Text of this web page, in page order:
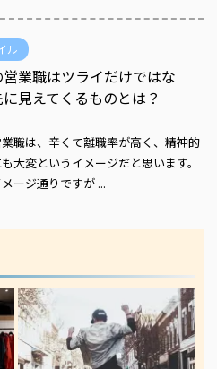
ル
業職はツライだけではな
見えてくるものとは？
職は、辛くて離職率が高く、精神的
大変というイメージだと思います。
ージ通りですが ...